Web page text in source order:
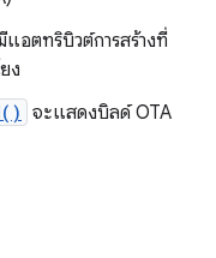
อตทริบิวต์การสร้างที่
ง
จะแสดงบิลด์ OTA